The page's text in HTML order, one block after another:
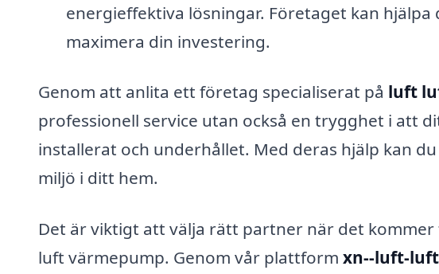
energieffektiva lösningar. Företaget kan
maximera din investering.
Genom att anlita ett företag specialiserat på luft
professionell service utan också en trygghet i att
installerat och underhållet. Med deras hjälp kan
miljö i ditt hem.
Det är viktigt att välja rätt partner när det
luft värmepump. Genom vår plattform xn--luft-